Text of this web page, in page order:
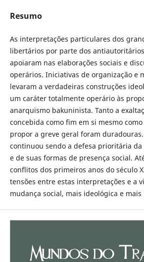
Resumo
As interpretações particulares dos
libertários por parte dos
apoiaram nas elaborações sociais e
operários. Iniciativas de organização e
levaram a verdadeiras construções
um caráter totalmente operário às
anarquismo bakuninista. Tanto a
concebida como fim em si mesmo
propor a greve geral foram
continuou sendo a defesa prioritária
e de suas formas de presença social.
conflitos dos primeiros anos do século
tensões entre estas interpretações e a
mudança social, mais ideológica e mais